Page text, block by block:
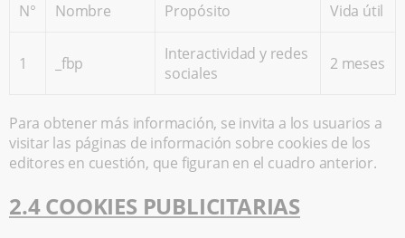
N° Nombre Propósito Vida útil
1 _fbp
Interactividad y redes
sociales
2 meses
Para obtener más información, se invita a los usuarios a
visitar las páginas de información sobre cookies de los
editores en cuestión, que figuran en el cuadro anterior.
2.4 COOKIES PUBLICITARIAS